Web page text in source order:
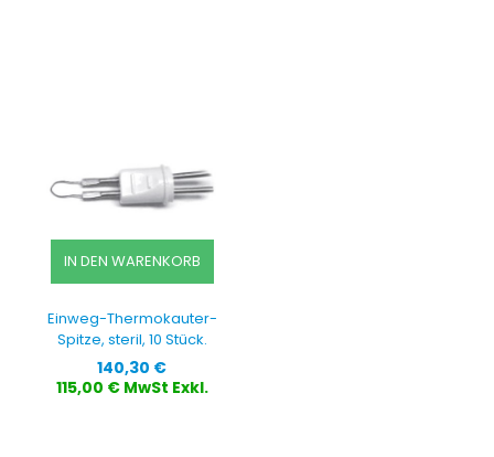
IN DEN WARENKORB
Einweg-Thermokauter-
Spitze, steril, 10 Stück.
Preis
140,30 €
115,00 € MwSt Exkl.